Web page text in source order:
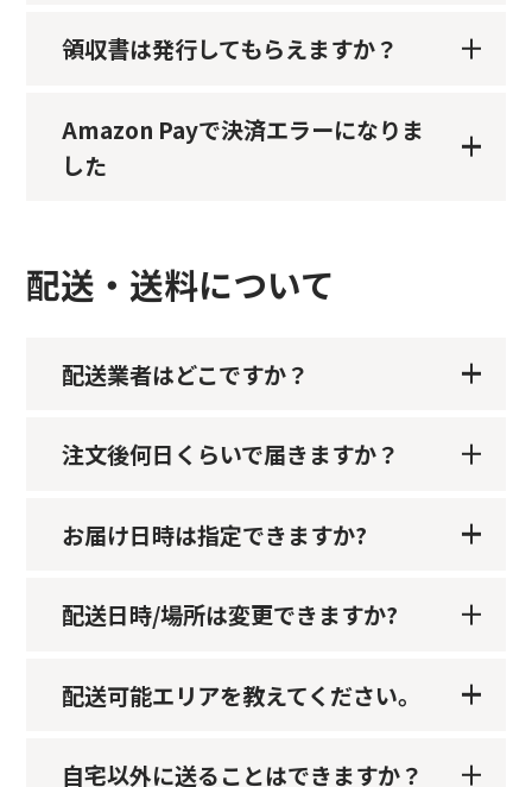
領収書は発行してもらえますか？
Amazon Payで決済エラーになりま
した
配送・送料について
配送業者はどこですか？
注文後何日くらいで届きますか？
お届け日時は指定できますか?
配送日時/場所は変更できますか?
配送可能エリアを教えてください。
自宅以外に送ることはできますか？